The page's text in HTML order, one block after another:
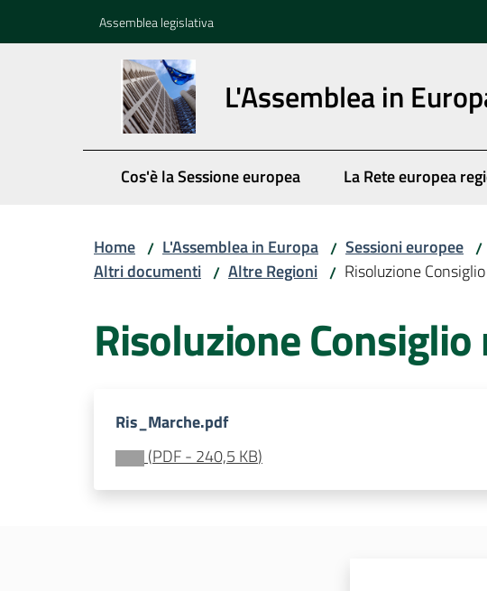
Assemblea legislativa
L'Assemblea in
Cos'è la Sessione europea La Rete europea
Home / L'Assemblea in Europa / Sessioni europee /
Altri documenti / Altre Regioni / Risoluzione
Risoluzione
Ris_Marche.pdf
(PDF- 240,5 KB)